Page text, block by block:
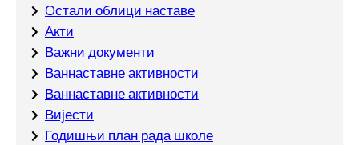
Oстали облици наставе
Акти
Важни документи
Ваннаставне активности
Ваннаставне активности
Вијести
Годишњи план рада школе